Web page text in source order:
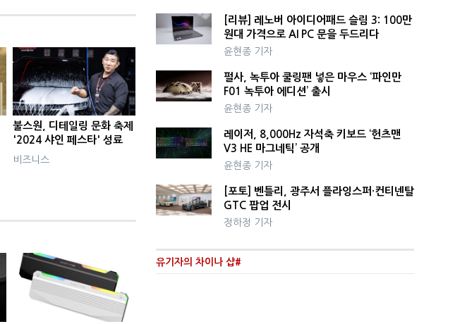
불스원, 디테일링 문화 축제
'2024 샤인 페스타' 성료
비즈니스
[리뷰] 레노버 아이디어패드 슬림 3: 100만
원대 가격으로 AI PC 문을 두드리다
윤현종 기자
펄사, 녹투아 쿨링팬 넣은 마우스 ‘파인만
F01 녹투아 에디션’ 출시
윤현종 기자
레이저, 8,000Hz 자석축 키보드 ‘헌츠맨
V3 HE 마그네틱’ 공개
윤현종 기자
[포토] 벤틀리, 광주서 플라잉스퍼·컨티넨탈
GTC 팝업 전시
정하정 기자
유기자의 차이나 샵#